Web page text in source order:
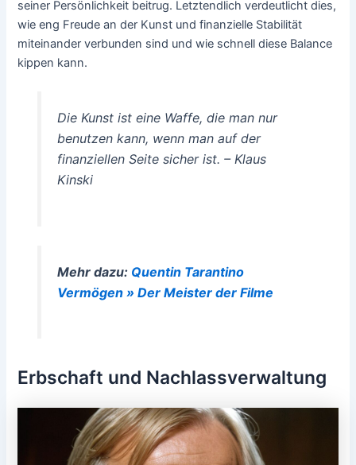
seiner Persönlichkeit beitrug. Letztendlich verdeutlicht dies,
wie eng Freude an der Kunst und finanzielle Stabilität
miteinander verbunden sind und wie schnell diese Balance
kippen kann.
Die Kunst ist eine Waffe, die man nur
benutzen kann, wenn man auf der
finanziellen Seite sicher ist. – Klaus
Kinski
Mehr dazu: Quentin Tarantino
Vermögen » Der Meister der Filme
Erbschaft und Nachlassverwaltung